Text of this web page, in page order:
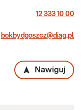
12 333 10 00
bokbydgoszcz@diag.pl
Nawiguj